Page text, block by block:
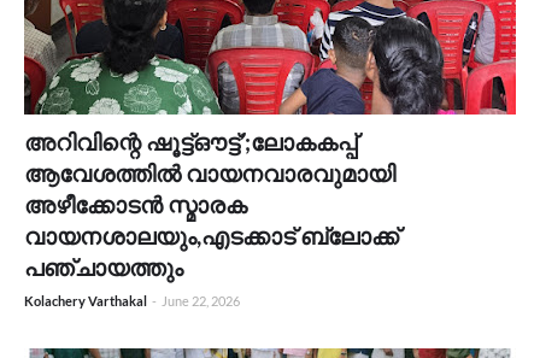
അറിവിന്റെ ഷൂട്ട്‌ഔട്ട്’;ലോകകപ്പ്
ആവേശത്തിൽ വായനവാരവുമായി
അഴീക്കോടൻ സ്മാരക
വായനശാലയും,എടക്കാട് ബ്ലോക്ക്
പഞ്ചായത്തും
Kolachery Varthakal - June 22, 2026